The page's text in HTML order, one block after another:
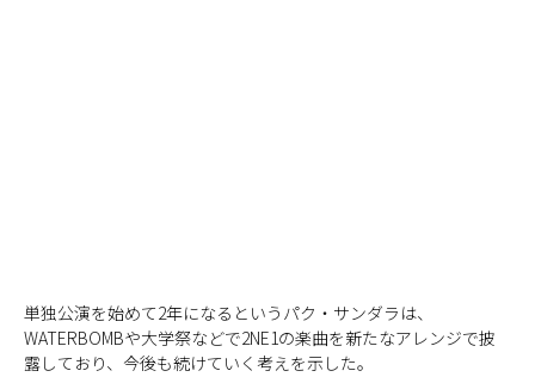
単独公演を始めて2年になるというパク・サンダラは、
WATERBOMBや大学祭などで2NE1の楽曲を新たなアレンジで披
露しており、今後も続けていく考えを示した。